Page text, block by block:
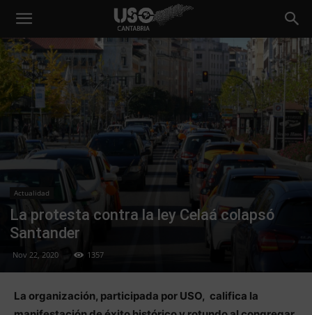
Actualidad
La protesta contra la ley Celaá colapsó
Santander
Nov 22, 2020 1357
La organización, participada por USO, califica la